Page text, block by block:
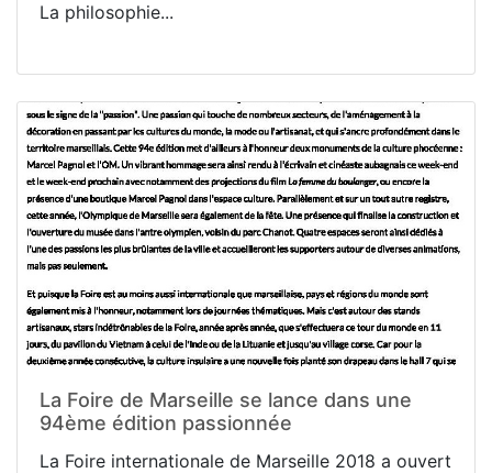
La philosophie...
La Foire de Marseille se lance dans une
94ème édition passionnée
La Foire internationale de Marseille 2018 a ouvert